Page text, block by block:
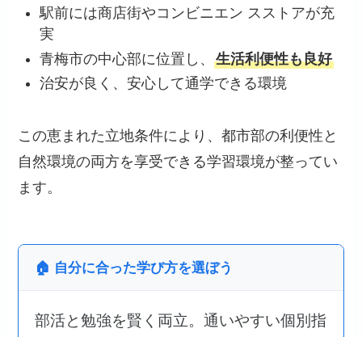
駅前には商店街やコンビニエン スストアが充
実
青梅市の中心部に位置し、生活利便性も良好
治安が良く、安心して通学できる環境
この恵まれた立地条件により、都市部の利便性と
自然環境の両方を享受できる学習環境が整ってい
ます。
🏠 自分に合った学び方を選ぼう
部活と勉強を賢く両立。通いやすい個別指